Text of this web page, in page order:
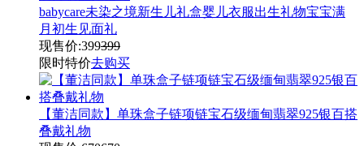
babycare未染之境新生儿礼盒婴儿衣服出生礼物宝宝满
月初生见面礼
现售价:399399
限时特价去购买
【董洁同款】单珠盒子链项链宝石级缅甸翡翠925银百搭
叠戴礼物